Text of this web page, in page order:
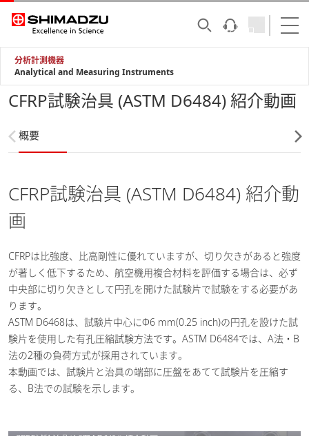
分析計測機器
Analytical and Measuring Instruments
CFRP試験治具 (ASTM D6484) 紹介動画
概要
CFRP試験治具 (ASTM D6484) 紹介動
画
CFRPは比強度、比高剛性に優れていますが、切り欠きがあると強度
が著しく低下するため、航空機用複合材料を評価する場合は、必ず
中央部に切り欠きとして円孔を開けた試験片で試験をする必要があ
ります。
ASTM D6468は、試験片中心にΦ6 mm(0.25 inch)の円孔を設けた試
験片を使用した有孔圧縮試験方法です。ASTM D6484では、A法・B
法の2種の負荷方式が採用されています。
本動画では、試験片と治具の端部に圧盤をあてて試験片を圧縮す
る、B法での試験を示します。